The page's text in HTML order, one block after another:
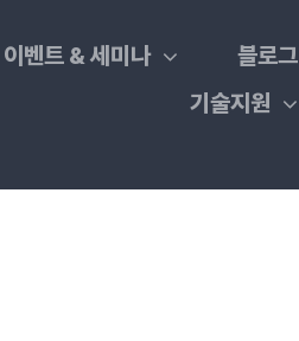
이벤트 & 세미나 블로그
기술지원